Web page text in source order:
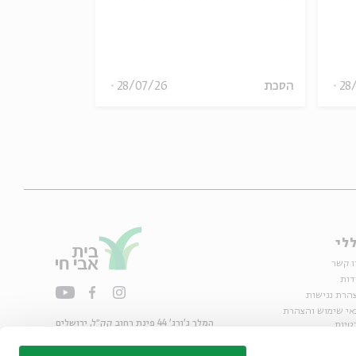
הסכת 28/07/26
קשר
נגישות
שימוש והצהרת
המלך ג'ורג' 44 פינת רחוב קק״ל, ירושלים